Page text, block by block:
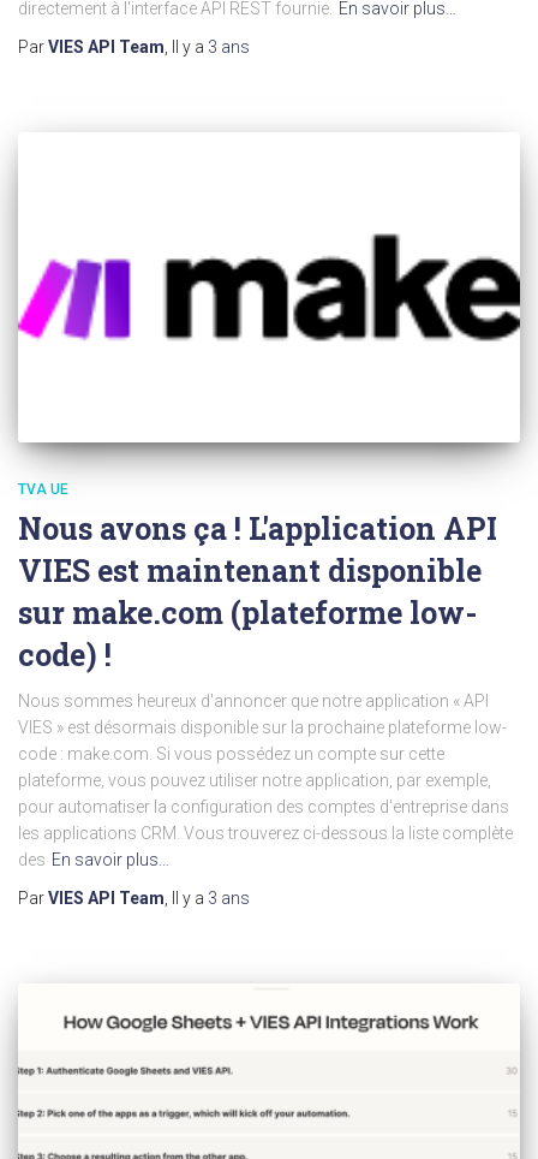
directement à l'interface API REST fournie. En savoir plus…
ParVIES API Team, Il y a 3 ans
TVA UE
Nous avons ça ! L'application API
VIES est maintenant disponible
sur make.com (plateforme low-
code) !
Nous sommes heureux d'annoncer que notre application « API
VIES » est désormais disponible sur la prochaine plateforme low-
code : make.com. Si vous possédez un compte sur cette
plateforme, vous pouvez utiliser notre application, par exemple,
pour automatiser la configuration des comptes d'entreprise dans
les applications CRM. Vous trouverez ci-dessous la liste complète
des En savoir plus…
ParVIES API Team, Il y a 3 ans